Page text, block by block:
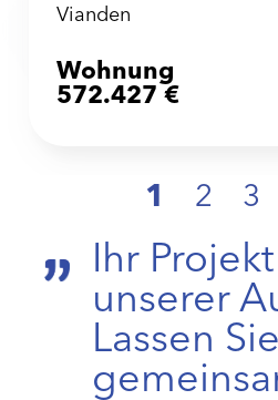
Vianden
Wohnung
572.427 €
1 2 3
Ihr
unserer
Lassen